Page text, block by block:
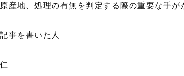
産地、処理の有無を判定する際の重要な手が
事を書いた人